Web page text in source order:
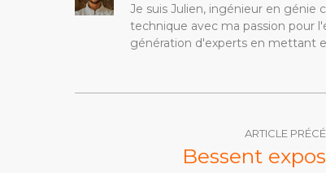
Je suis Julien, ingénieur en génie
technique avec ma passion pour
génération d'experts en mettant
ARTICLE
Bessent